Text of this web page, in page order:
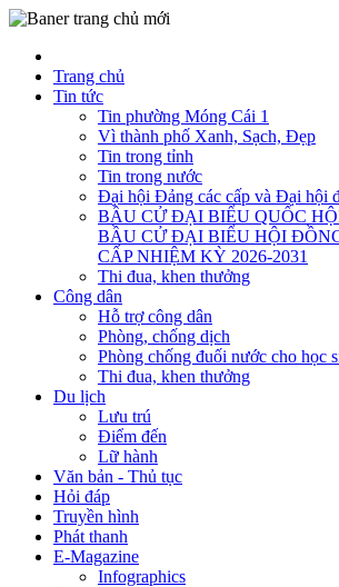
Trang chủ
Tin tức
Tin phường Móng Cái 1
Vì thành phố Xanh, Sạch, Đẹp
Tin trong tỉnh
Tin trong nước
Đại hội Đảng các cấp và Đại hội
BẦU CỬ ĐẠI BIỂU QUỐC
BẦU CỬ ĐẠI BIỂU HỘI
CẤP NHIỆM KỲ 2026-2031
Thi đua, khen thưởng
Công dân
Hỗ trợ công dân
Phòng, chống dịch
Phòng chống đuối nước cho học
Thi đua, khen thưởng
Du lịch
Lưu trú
Điểm đến
Lữ hành
Văn bản - Thủ tục
Hỏi đáp
Truyền hình
Phát thanh
E-Magazine
Infographics